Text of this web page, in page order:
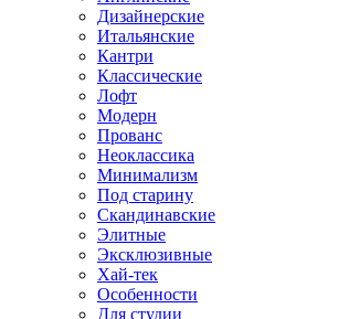
Дизайнерские
Итальянские
Кантри
Классические
Лофт
Модерн
Прованс
Неоклассика
Минимализм
Под старину
Скандинавские
Элитные
Эксклюзивные
Хай-тек
Особенности
Для студии